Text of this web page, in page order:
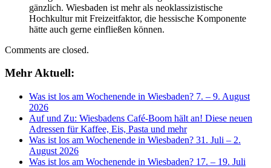
gänzlich. Wiesbaden ist mehr als neoklassizistische
Hochkultur mit Freizeitfaktor, die hessische Komponente
hätte auch gerne einfließen können.
Comments are closed.
Mehr Aktuell:
Was ist los am Wochenende in Wiesbaden? 7. – 9. August
2026
Auf und Zu: Wiesbadens Café-Boom hält an! Diese neuen
Adressen für Kaffee, Eis, Pasta und mehr
Was ist los am Wochenende in Wiesbaden? 31. Juli – 2.
August 2026
Was ist los am Wochenende in Wiesbaden? 17. – 19. Juli